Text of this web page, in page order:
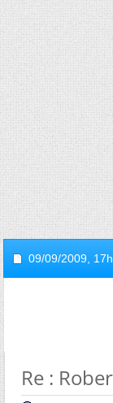
09/09/2009,
Re :